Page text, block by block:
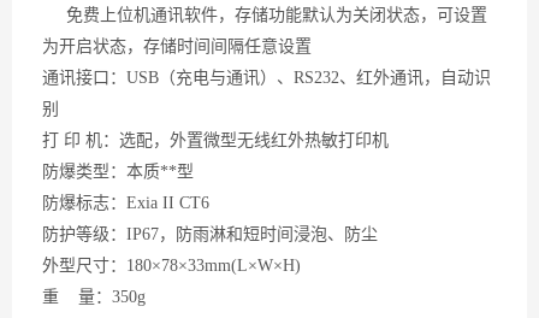
免费上位机通讯软件，存储功能默认为关闭状态，可设置
为开启状态，存储时间间隔任意设置
通讯接口： USB（充电与通讯）、RS232、红外通讯，自动识
别
打
印 机：选配，外置微型无线红外热敏打印机
防爆类型：本质**型
防爆标志： Exia II CT6
防护等级： IP67，防雨淋和短时间浸泡、防尘
外型尺寸： 180×78×33mm(L×W×H)
重 量：350g